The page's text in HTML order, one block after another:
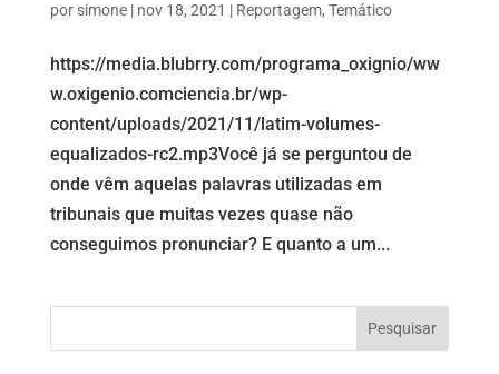
por simone| nov 18, 2021 | Reportagem, Temático
https://media.blubrry.com/programa_oxignio/ww
w.oxigenio.comciencia.br/wp-
content/uploads/2021/11/latim-volumes-
equalizados-rc2.mp3Você já se perguntou de
onde vêm aquelas palavras utilizadas em
tribunais que muitas vezes quase não
conseguimos pronunciar? E quanto a um...